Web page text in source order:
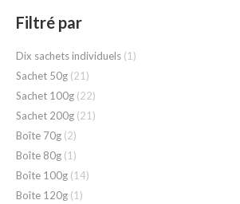
Filtré par
Dix sachets individuels (1)
Sachet 50g (21)
Sachet 100g (22)
Sachet 200g (21)
Boîte 70g (2)
Boîte 80g (1)
Boîte 100g (14)
Boîte 120g (1)